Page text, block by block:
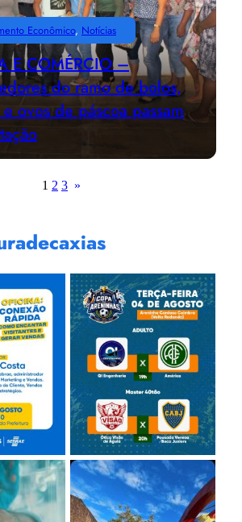
Econômico, Notícias
E COMÉRCIO –
do ramo de bolos,
ovos de páscoa passam
1 2 3 »